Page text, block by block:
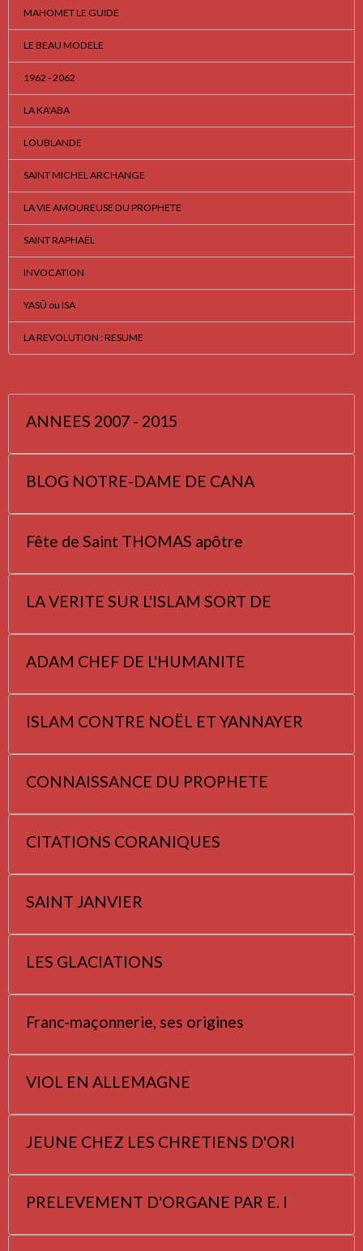
MAHOMET LE GUIDE
LE BEAU MODELE
1962 - 2062
LA KA'ABA
LOUBLANDE
SAINT MICHEL ARCHANGE
LA VIE AMOUREUSE DU PROPHETE
SAINT RAPHAËL
INVOCATION
YASÛ ou ISA
LA REVOLUTION : RESUME
ANNEES 2007 - 2015
BLOG NOTRE-DAME DE CANA
Fête de Saint THOMAS apôtre
LA VERITE SUR L'ISLAM SORT DE
ADAM CHEF DE L'HUMANITE
ISLAM CONTRE NOËL ET YANNAYER
CONNAISSANCE DU PROPHETE
CITATIONS CORANIQUES
SAINT JANVIER
LES GLACIATIONS
Franc-maçonnerie, ses origines
VIOL EN ALLEMAGNE
JEUNE CHEZ LES CHRETIENS D'ORI
PRELEVEMENT D'ORGANE PAR E. I